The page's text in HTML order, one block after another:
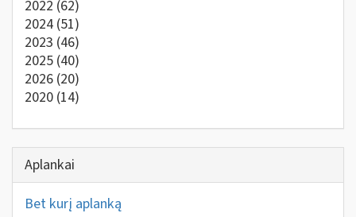
2022 (62)
2024 (51)
2023 (46)
2025 (40)
2026 (20)
2020 (14)
Aplankai
Bet kurį aplanką